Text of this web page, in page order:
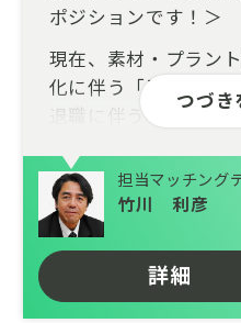
つづき
ポジションです！＞
現在、素材・プラン
化に伴う「予防保全
退職に伴う「技術承
として、2050年のカ
に向けた脱炭素化や
使した保全DXの推進
本ポジションは、こ
対応型設備への更新
担当マッチング
竹川 利彦
詳細